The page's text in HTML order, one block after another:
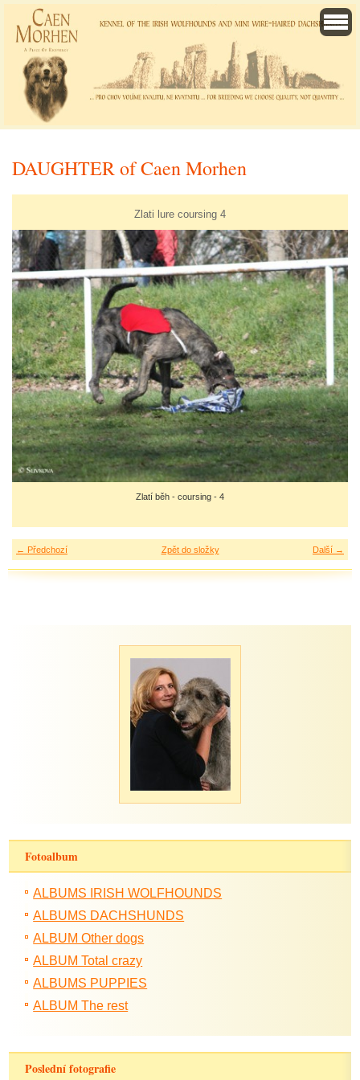
DAUGHTER of Caen Morhen
Zlati lure coursing 4
Zlatí běh - coursing - 4
← Předchozí Další →
Zpět do složky
Fotoalbum
ALBUMS IRISH WOLFHOUNDS
ALBUMS DACHSHUNDS
ALBUM Other dogs
ALBUM Total crazy
ALBUMS PUPPIES
ALBUM The rest
Poslední fotografie